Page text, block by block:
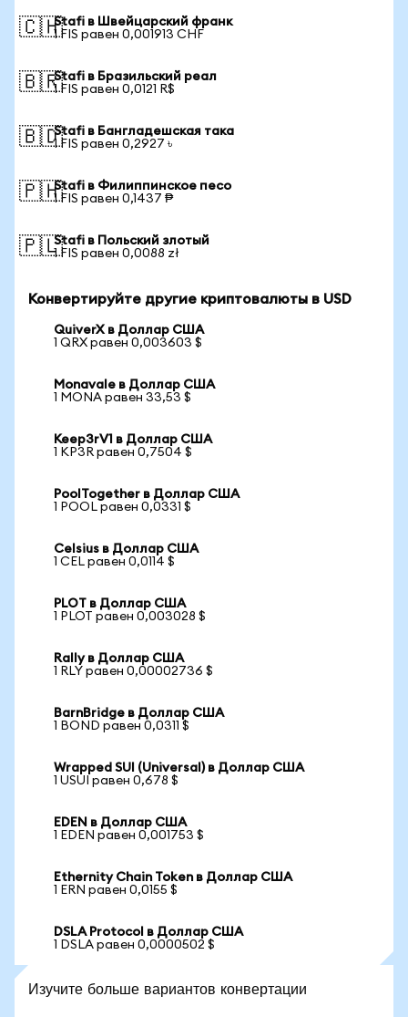
🇨🇭Stafi в Швейцарский франк
1 FIS равен 0,001913 CHF
🇧🇷Stafi в Бразильский реал
1 FIS равен 0,0121 R$
🇧🇩Stafi в Бангладешская така
1 FIS равен 0,2927 ৳
🇵🇭Stafi в Филиппинское песо
1 FIS равен 0,1437 ₱
🇵🇱Stafi в Польский злотый
1 FIS равен 0,0088 zł
Конвертируйте другие криптовалюты в USD
QuiverX в Доллар США
1 QRX равен 0,003603 $
Monavale в Доллар США
1 MONA равен 33,53 $
Keep3rV1 в Доллар США
1 KP3R равен 0,7504 $
PoolTogether в Доллар США
1 POOL равен 0,0331 $
Celsius в Доллар США
1 CEL равен 0,0114 $
PLOT в Доллар США
1 PLOT равен 0,003028 $
Rally в Доллар США
1 RLY равен 0,00002736 $
BarnBridge в Доллар США
1 BOND равен 0,0311 $
Wrapped SUI (Universal) в Доллар США
1 USUI равен 0,678 $
EDEN в Доллар США
1 EDEN равен 0,001753 $
Ethernity Chain Token в Доллар США
1 ERN равен 0,0155 $
DSLA Protocol в Доллар США
1 DSLA равен 0,0000502 $
Изучите больше вариантов конвертации